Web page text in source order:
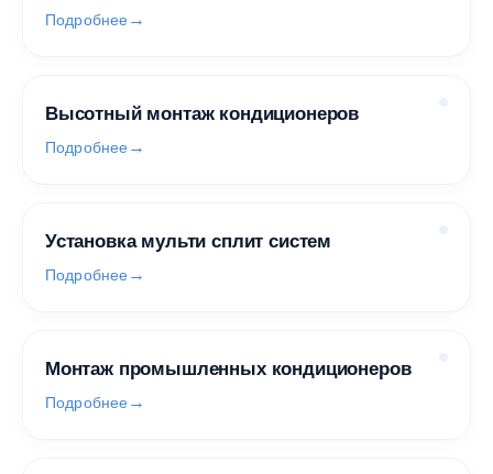
Подробнее
Высотный монтаж кондиционеров
Подробнее
Установка мульти сплит систем
Подробнее
Монтаж промышленных кондиционеров
Подробнее